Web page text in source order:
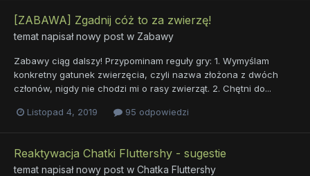
[ZABAWA] Zgadnij cóż to za zwierzę!
temat napisał nowy post w Zabawy
Zabawy ciąg dalszy! Przypominam reguły gry: 1. Wymyślam
konkretny gatunek zwierzęcia, czyli nazwa złożona z dwóch
członów, nigdy nie chodzi mi o rasy zwierząt. 2. Chętni do...
Listopad 4, 2019 95 odpowiedzi
Reaktywacja Chatki Fluttershy - sugestie
temat napisał nowy post w Chatka Fluttershy